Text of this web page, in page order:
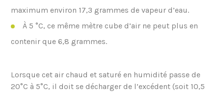
maximum environ 17,3 grammes de vapeur d’eau.
À 5 °C, ce même mètre cube d’air ne peut plus en
contenir que 6,8 grammes.
Lorsque cet air chaud et saturé en humidité passe de
20°C à 5°C, il doit se décharger de l’excédent (soit 10,5